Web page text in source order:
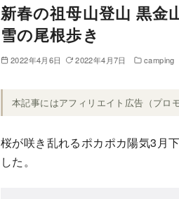
新春の祖母山登山 黒金
雪の尾根歩き
2022年4月6日 2022年4月7日 camping
本記事にはアフィリエイト広告（プロ
桜が咲き乱れるポカポカ陽気3月
した。